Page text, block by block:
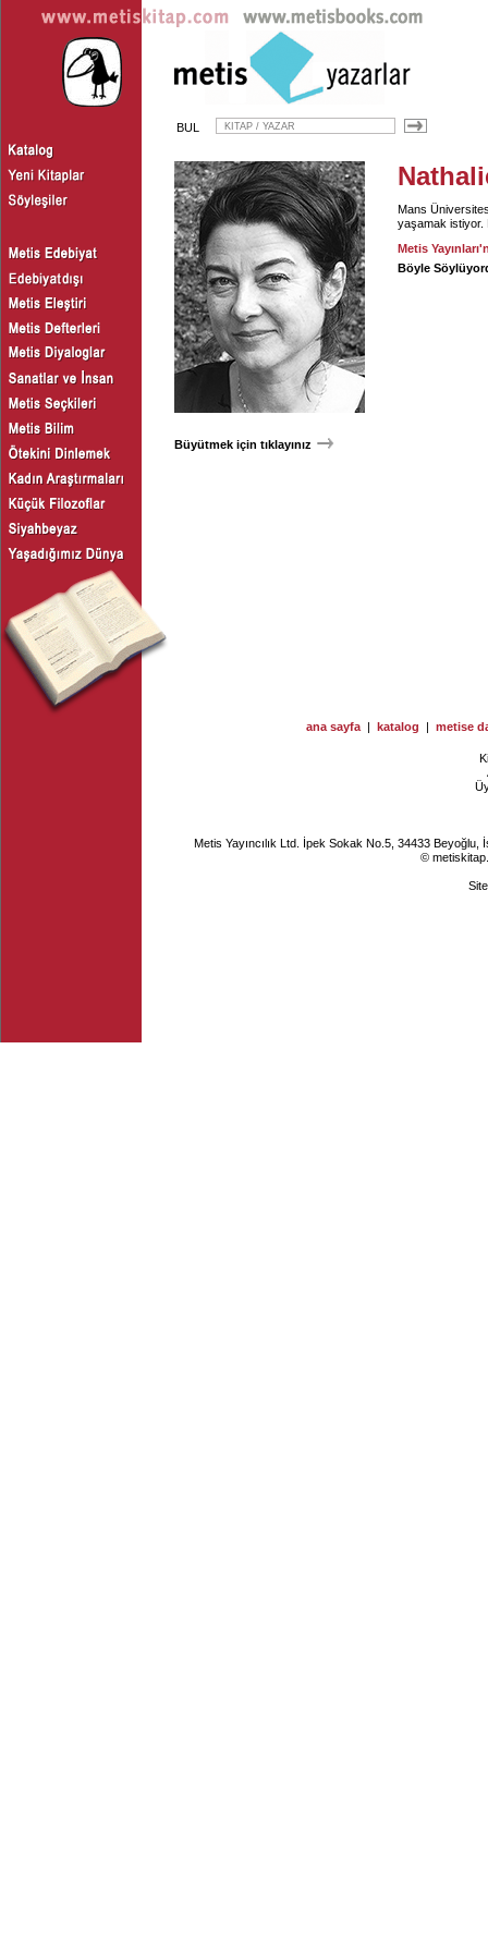
BUL
Büyütmek için tıklayınız
Mans
yaşamak istiyor.
Metis
Böyle
ana sayfa | katalog | metise
Metis Yayıncılık Ltd. İpek Sokak No.5, 34433
©